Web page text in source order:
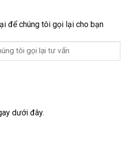
để chúng tôi gọi lại cho bạn
dưới đây.